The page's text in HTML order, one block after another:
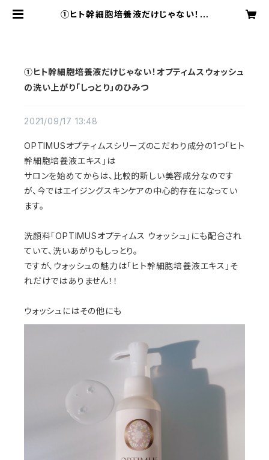
①ヒト幹細胞培養液だけじゃない！オ
①ヒト幹細胞培養液だけじゃない！オプティムスウォッシュ
の洗い上がり「しっとり」のひみつ
2021/09/17 13:48
OPTIMUSオプティムスシリーズのこだわり成分の1つ「ヒト
幹細胞培養液エキス」は
サロンを始めてからは、比較的新しい美容成分なのです
が、今ではエイジングスキンケアの中心的存在になってい
ます。
洗顔料「OPTIMUSオプティムス ウォッシュ」にも配合され
ていて、洗いあがりもしっとり。
ですが、ウォッシュの魅力は「ヒト幹細胞培養液エキス」そ
れだけではありません！！
ウォッシュにはその他にも